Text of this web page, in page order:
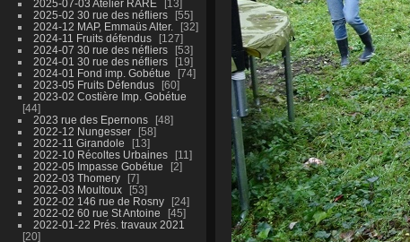
2025-07-03 Atelier RARE
13
2025-02 30 rue des néfliers
55
2024-12 MAP, Emmaüs Alter.
32
2024-11 Fruits défendus
127
2024-07 30 rue des néfliers
53
2024-01 30 rue des néfliers
19
2024-01 Fond imp. Gobétue
74
2023-05 Fruits Défendus
60
2023-02 Costière Imp. Gobétue
44
2023 rue des Epernons
48
2022-12 Nungesser
58
2022-11 Girandole
13
2022-10 Récoltes Urbaines
11
2022-05 Impasse Gobétue
2
2022-03 Thomery
7
2022-03 Moultoux
53
2022-02 146 rue de Rosny
24
2022-02 60 rue St Antoine
45
2022-01-22 Prés. travaux 2021
20